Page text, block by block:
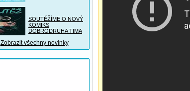
SOUTĚŽÍME O NOVÝ
KOMIKS
DOBRODRUHA TIMA
Zobrazit všechny novinky